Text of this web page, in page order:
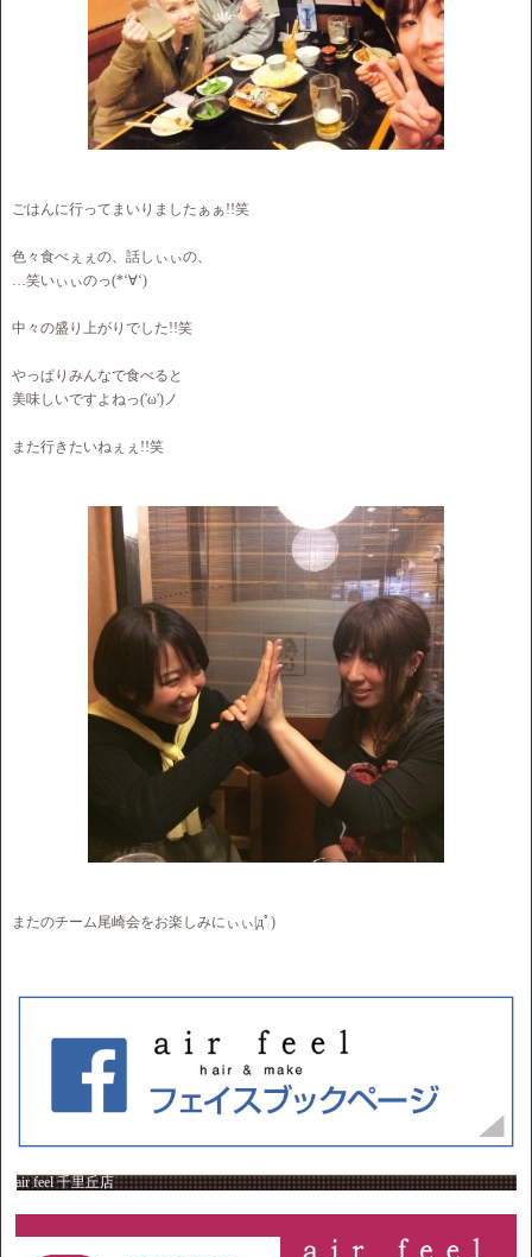
ごはんに行ってまいりましたぁぁ!!笑
色々食べぇぇの、話しぃぃの、
…笑いぃぃのっ(*‘∀‘)
中々の盛り上がりでした!!笑
やっぱりみんなで食べると
美味しいですよねっ('ω')ノ
また行きたいねぇぇ!!笑
またのチーム尾崎会をお楽しみにぃぃ|дﾟ)
air feel 千里丘店